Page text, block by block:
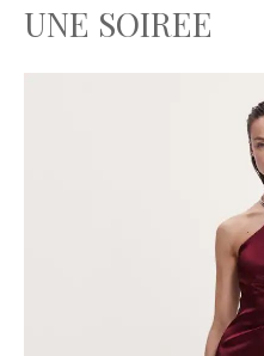
UNE SOIREE